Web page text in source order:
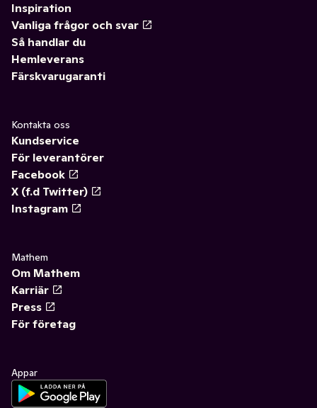
Inspiration
Vanliga frågor och svar
Så handlar du
Hemleverans
Färskvarugaranti
Kontakta oss
Kundservice
För leverantörer
Facebook
X (f.d Twitter)
Instagram
Mathem
Om Mathem
Karriär
Press
För företag
Appar